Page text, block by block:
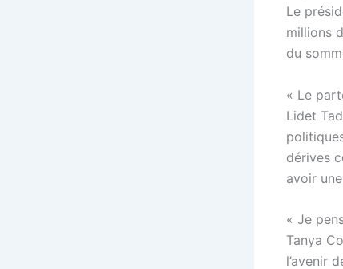
Le
millions
du
« Le
Lidet
dérives
avoir
« Je
Tanya
l’avenir